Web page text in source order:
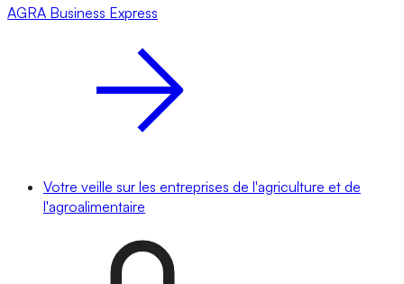
AGRA Business Express
Votre veille sur les entreprises de l'agriculture et de
l'agroalimentaire